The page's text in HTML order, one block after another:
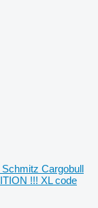
Cargobull
!!! XL code